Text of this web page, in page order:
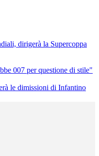
dirigerà la Supercoppa
007 per questione di stile"
le dimissioni di Infantino